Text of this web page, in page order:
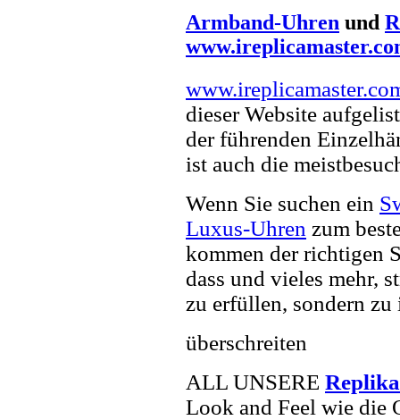
Armband-Uhren und
dieser Website
der führenden
ist auch die
Wenn Sie suchen ein
Luxus-Uhren zum
kommen der richtigen
dass und vieles mehr,
zu erfüllen, sondern zu
überschreiten
ALL UNSERE
Look and Feel wie die